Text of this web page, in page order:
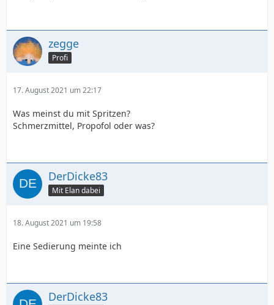
zegge
Profi
17. August 2021 um 22:17
Was meinst du mit Spritzen?
Schmerzmittel, Propofol oder was?
DerDicke83
Mit Elan dabei
18. August 2021 um 19:58
Eine Sedierung meinte ich
DerDicke83